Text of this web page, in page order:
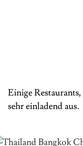
Einige
sehr einladend aus.